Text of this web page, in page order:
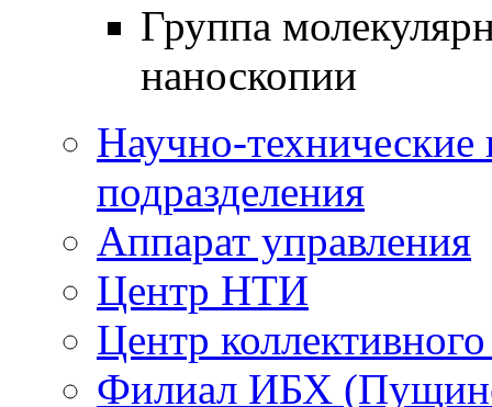
Группа
наноскопии
Научно-технические
подразделения
Аппарат управления
Центр НТИ
Центр
Филиал ИБХ